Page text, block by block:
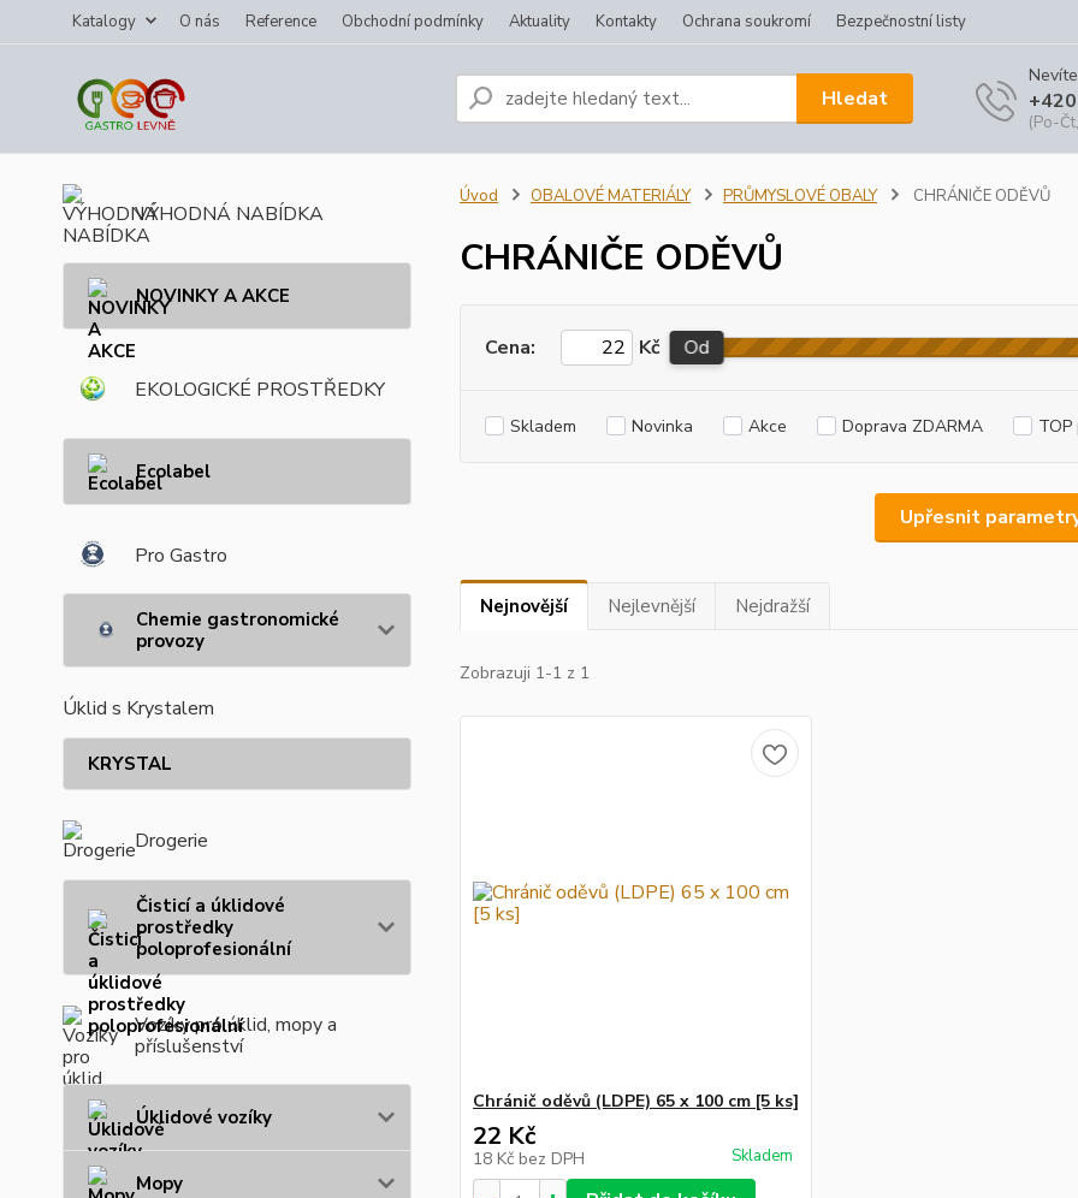
Katalogy O nás Reference Obchodní podmínky Aktuality Kontakty Ochrana soukromí Bezpečnostní listy
Hledat
(Po-
VÝHODNÁ NABÍDKA
NOVINKY A AKCE
EKOLOGICKÉ PROSTŘEDKY
Ecolabel
Pro Gastro
Chemie gastronomické
provozy
Úklid s Krystalem
KRYSTAL
Drogerie
Čisticí a úklidové
prostředky
poloprofesionální
Vozíky pro úklid, mopy a
příslušenství
Úklidové vozíky
Mopy
Úvod OBALOVÉ MATERIÁLY PRŮMYSLOVÉ OBALY CHRÁNIČE ODĚVŮ
CHRÁNIČE ODĚVŮ
Upřesnit
Cena: Kč Od
Skladem Novinka Akce Doprava ZDARMA
Nejnovější Nejlevnější Nejdražší
Zobrazuji 1-1 z 1
Chránič oděvů (LDPE) 65 x 100 cm [5 ks]
22 Kč
18 Kč bez DPH Skladem